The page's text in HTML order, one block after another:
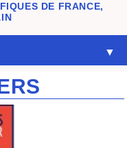
DE FRANCE,
▼